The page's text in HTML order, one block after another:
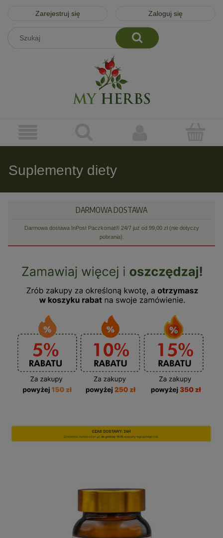
Zarejestruj się Zaloguj się
Suplementy diety
DARMOWA DOSTAWA
Darmowa dostawa InPost Paczkomat® 24/7 już od 99,00 zł (nie dotyczy
pobrania).